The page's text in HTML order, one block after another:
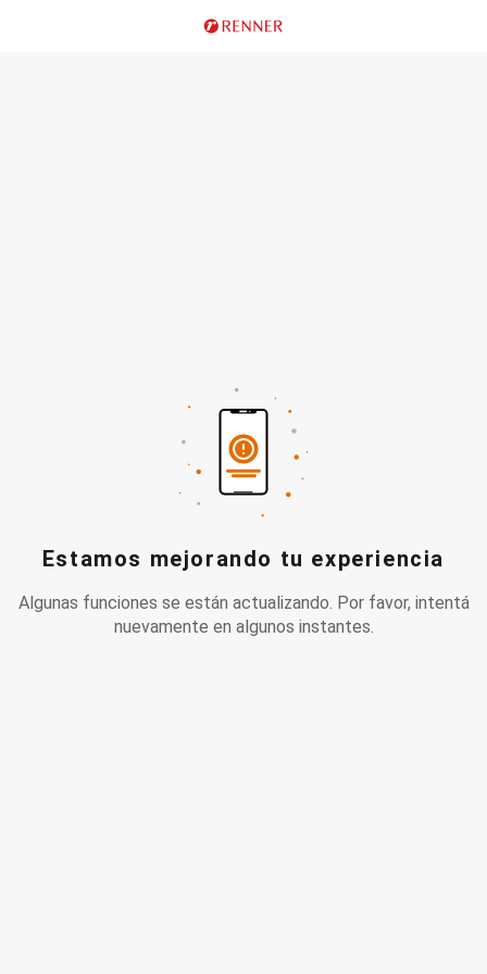
Estamos mejorando tu experiencia
Algunas funciones se están actualizando. Por favor, intentá
nuevamente en algunos instantes.